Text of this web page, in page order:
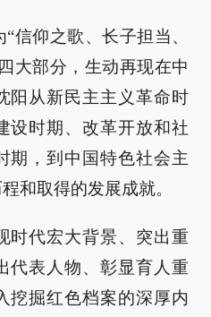
信仰之歌、长子担当、
大部分，生动再现在中
阳从新民主主义革命时
设时期、改革开放和社
期，到中国特色社会主
和取得的发展成就。
时代宏大背景、突出重
代表人物、彰显育人重
挖掘红色档案的深厚内